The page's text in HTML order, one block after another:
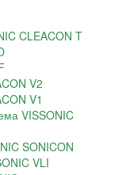
CLEACON T
V2
V1
VISSONIC
SONICON
VLI